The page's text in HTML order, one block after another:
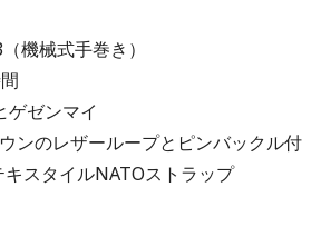
機械式手巻き）
ゼンマイ
ンのレザーループとピンバックル付
スタイルNATOストラップ